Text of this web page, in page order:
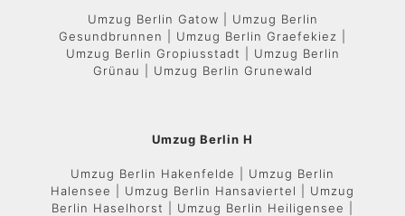
Umzug Berlin Gatow | Umzug Berlin
Gesundbrunnen | Umzug Berlin Graefekiez |
Umzug Berlin Gropiusstadt | Umzug Berlin
Grünau | Umzug Berlin Grunewald
Umzug Berlin H
Umzug Berlin Hakenfelde | Umzug Berlin
Halensee | Umzug Berlin Hansaviertel | Umzug
Berlin Haselhorst | Umzug Berlin Heiligensee |